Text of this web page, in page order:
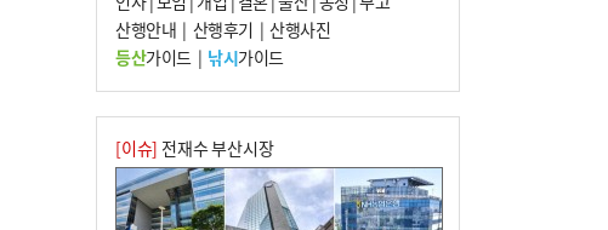
9
[사설] 해수부 신청사 북항으로 확정, 해양
수도 도약의 전환점
10 르노 못 타는 부산시장…관용차 규정에 막
힌 지역기업 응원
산행안내 | 산행후기 | 산행사진
등산가이드| 낚시가이드
[이슈] 전재수 부산시장